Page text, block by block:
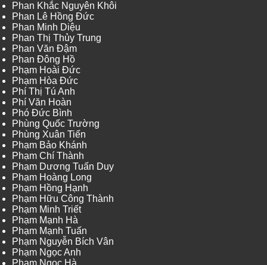
Phan Khắc Nguyên Khôi
Phan Lê Hồng Đức
Phan Minh Diệu
Phan Thị Thủy Trung
Phan Văn Đậm
Phan Đông Hồ
Phạm Hoài Đức
Phạm Hòa Đức
Phí Thị Tú Anh
Phí Văn Hoàn
Phó Đức Bình
Phùng Quốc Trường
Phùng Xuân Tiến
Phạm Bảo Khánh
Phạm Chí Thành
Phạm Dương Tuấn Duy
Phạm Hoàng Long
Phạm Hồng Hạnh
Phạm Hữu Công Thành
Phạm Minh Triết
Phạm Mạnh Hà
Phạm Mạnh Tuấn
Phạm Nguyễn Bích Vân
Phạm Ngọc Anh